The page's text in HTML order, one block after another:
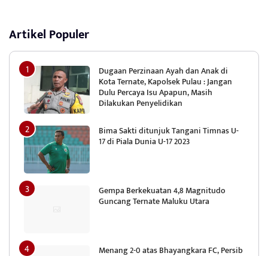
Artikel Populer
Dugaan Perzinaan Ayah dan Anak di
Kota Ternate, Kapolsek Pulau : Jangan
Dulu Percaya Isu Apapun, Masih
Dilakukan Penyelidikan
Bima Sakti ditunjuk Tangani Timnas U-
17 di Piala Dunia U-17 2023
Gempa Berkekuatan 4,8 Magnitudo
Guncang Ternate Maluku Utara
Menang 2-0 atas Bhayangkara FC, Persib